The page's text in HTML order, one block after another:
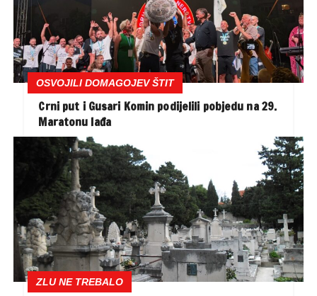
OSVOJILI DOMAGOJEV ŠTIT
Crni put i Gusari Komin podijelili pobjedu na 29.
Maratonu lađa
ZLU NE TREBALO